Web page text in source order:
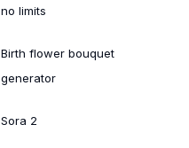
no limits
Birth flower bouquet
generator
Sora 2